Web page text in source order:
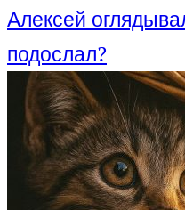
Алексей
подослал?